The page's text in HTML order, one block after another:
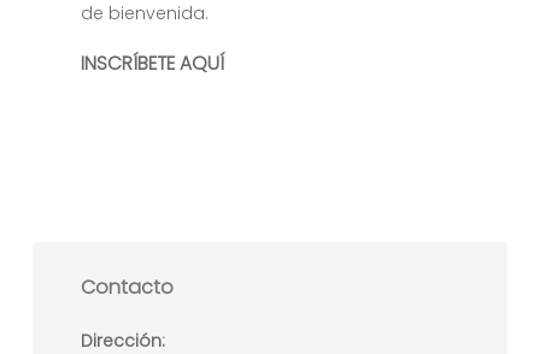
de bienvenida.
INSCRÍBETE AQUÍ
Contacto
Dirección: